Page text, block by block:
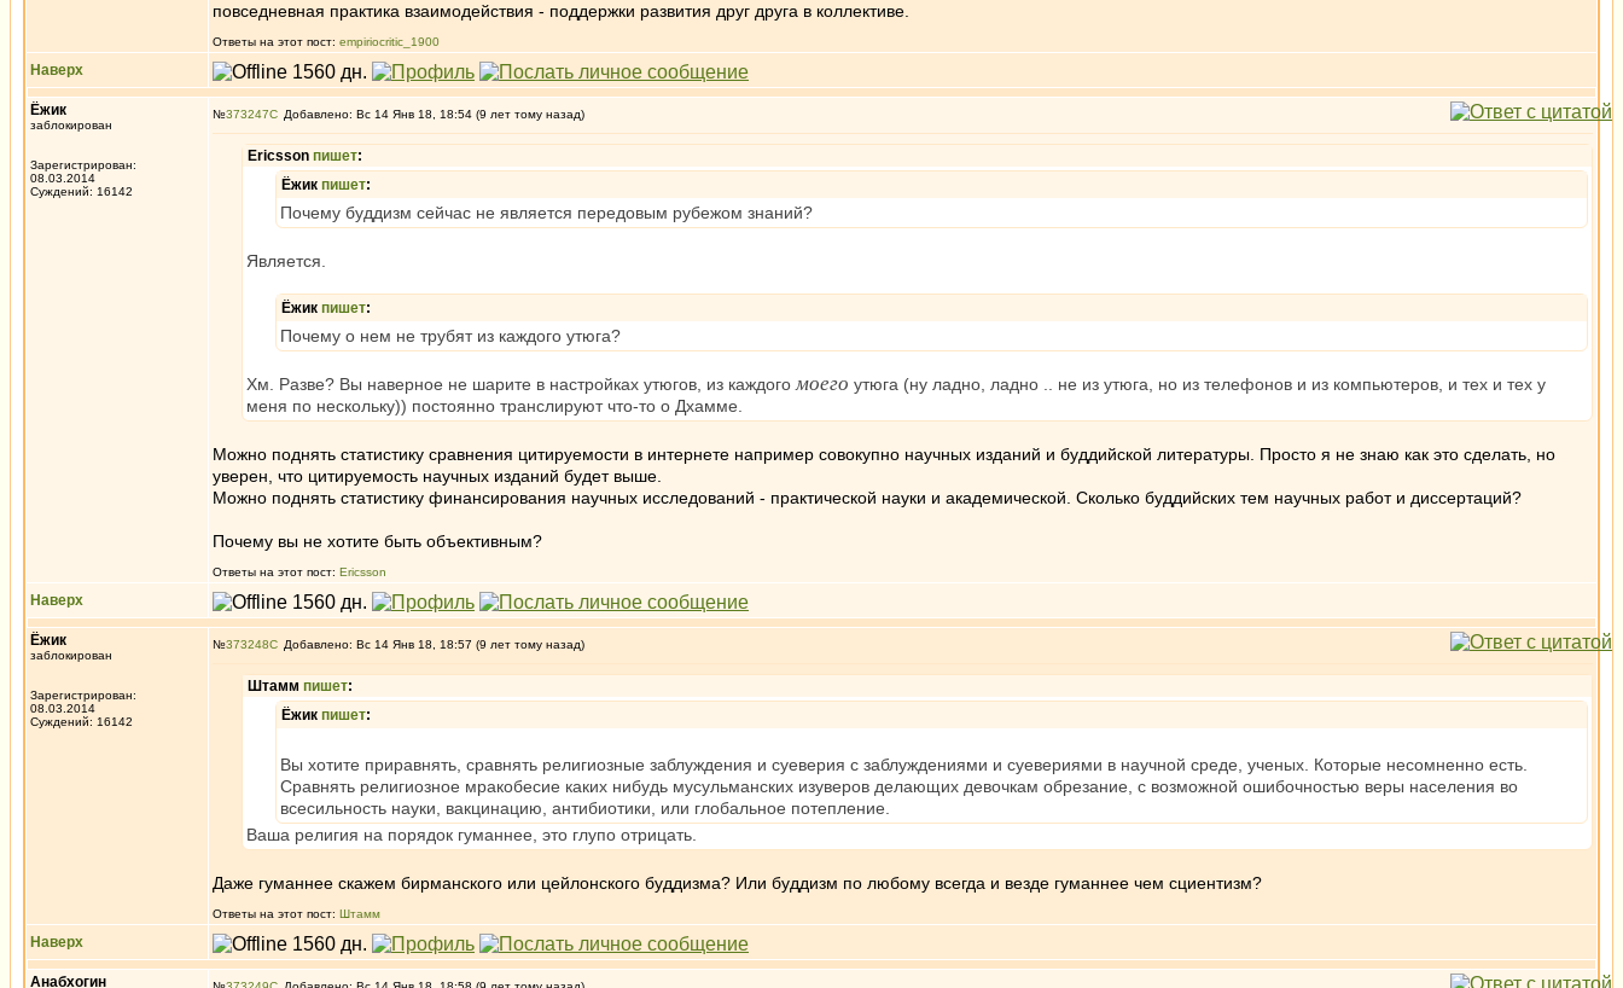
повседневная практика взаимодействия - поддержки развития друг друга в коллективе.
Ответы на этот пост: empiriocritic_1900
Наверх
Ёжик
заблокирован
Зарегистрирован:
08.03.2014
Суждений: 16142
№373247 Добавлено: Вс 14 Янв 18, 18:54 (9 лет тому назад)
Ericsson пишет:
Ёжик пишет:
Почему буддизм сейчас не является передовым рубежом знаний?
Является.
Ёжик пишет:
Почему о нем не трубят из каждого утюга?
Хм. Разве? Вы наверное не шарите в настройках утюгов, из каждого моего утюга (ну ладно, ладно .. не из утюга, но из телефонов и из компьютеров, и тех и тех у
меня по нескольку)) постоянно транслируют что-то о Дхамме.
Можно поднять статистику сравнения цитируемости в интернете например совокупно научных изданий и буддийской литературы. Просто я не знаю как это сделать, но
уверен, что цитируемость научных изданий будет выше.
Можно поднять статистику финансирования научных исследований - практической науки и академической. Сколько буддийских тем научных работ и диссертаций?
Почему вы не хотите быть объективным?
Ответы на этот пост: Ericsson
Наверх
Ёжик
заблокирован
Зарегистрирован:
08.03.2014
Суждений: 16142
№373248 Добавлено: Вс 14 Янв 18, 18:57 (9 лет тому назад)
Штамм пишет:
Ёжик пишет:
Вы хотите приравнять, сравнять религиозные заблуждения и суеверия с заблуждениями и суевериями в научной среде, ученых. Которые несомненно есть.
Сравнять религиозное мракобесие каких нибудь мусульманских изуверов делающих девочкам обрезание, с возможной ошибочностью веры населения во
всесильность науки, вакцинацию, антибиотики, или глобальное потепление.
Ваша религия на порядок гуманнее, это глупо отрицать.
Даже гуманнее скажем бирманского или цейлонского буддизма? Или буддизм по любому всегда и везде гуманнее чем сциентизм?
Ответы на этот пост: Штамм
Наверх
Анабхогин